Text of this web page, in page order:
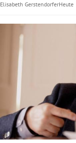
Elisabeth GerstendorferHeute